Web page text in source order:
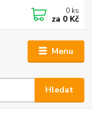
Menu
Hledat
0 ks
za 0 Kč